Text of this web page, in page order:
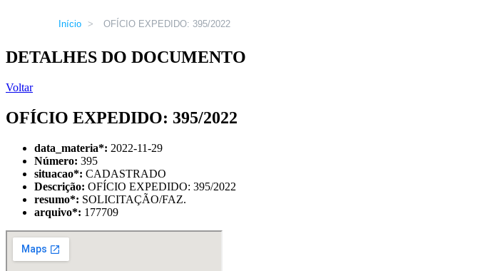
Início > OFÍCIO EXPEDIDO: 395/2022
DETALHES DO DOCUMENTO
Voltar
OFÍCIO EXPEDIDO: 395/2022
data_materia*: 2022-11-29
Número: 395
situacao*: CADASTRADO
Descrição: OFÍCIO EXPEDIDO: 395/2022
resumo*: SOLICITAÇÃO/FAZ.
arquivo*: 177709